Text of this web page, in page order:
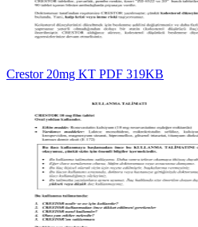
Crestor 20mg KT PDF 319KB